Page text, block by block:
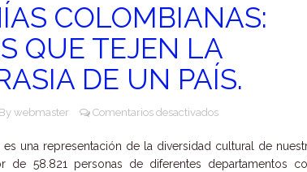
COLOMBIANAS:
QUE TEJEN LA
DE UN PAÍS.
By webmaster Comentarios desactivadosen
Colombianas:
historias
es una representación de la diversidad cultural de
de 58.821 personas de diferentes departamentos